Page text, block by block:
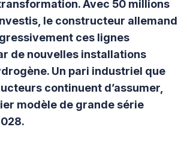
Avec 50 millions
le constructeur allemand
ces lignes
de nouvelles installations
Un pari industriel que
continuent d’assumer,
modèle de grande série